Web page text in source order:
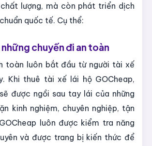
chất lượng, mà còn phát triển dịch
quốc tế. Cụ thể:
chuyến đi an toàn
toàn luôn bắt đầu từ người tài xế
Khi thuê tài xế lái hộ GOCheap,
được ngồi sau tay lái của những
kinh nghiệm, chuyên nghiệp, tận
luôn được kiểm tra năng
và được trang bị kiến thức để